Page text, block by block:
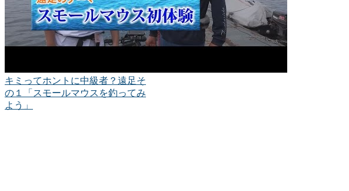
キミってホントに中級者？遠足そ
の１「スモールマウスを釣ってみ
よう」